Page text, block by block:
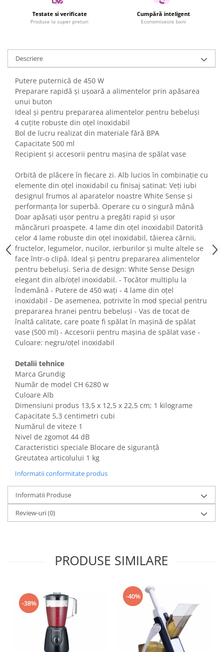
Wearable & Gadgeturi
Electrocasnice & Climatizare
Accesorii si piese masini spalat
vase
Aparate Frigorifice
Aparate Racire Aer
Aragaze si cuptoare cu microunde
Climatizare & sisteme de incalzire
Electrocasnice pentru Bucatarie
Fiare de calcat si masini de cusut
Ingrijire Locuinta
Purificatoare de aer
Fashion
Bijuterii
Ceasuri barbatesti
Ceasuri dama
Cutii, curele si accesorii ceasuri
Genti si accesorii barbati
Genti si accesorii femei
Imbracaminte barbati
Imbracaminte femei
Imbracaminte si Incaltaminte copii
Incaltaminte barbati
Incaltaminte femei
Ochelari de soare
Gaming, Carti & Birotica
Birotica & Papetarie
Console, Jocuri & Accesorii
Ingrijire personala & Cosmetice
Accesorii aparate de ras electrice
Accesorii aparate hair styling
Aparate & Accesorii ingrijire
personala
Aparate cosmetice
Articole Sanatate si Wellness
Consumabile sanitare
Cosmetice si produse ingrijire
personala
Camera copilului
Igiena si ingrijire
Jucarii si Jocuri
Maternitate
Accesorii animale de companie
Testate si verificate
Produse la super prețuri
Cumpără inteligent
Economisește bani
Descriere
Putere puternică de 450 W
Preparare rapidă și ușoară a alimentelor prin apăsarea
unui buton
Ideal și pentru prepararea alimentelor pentru bebeluși
4 cuțite robuste din oțel inoxidabil
Bol de lucru realizat din materiale fără BPA
Capacitate 500 ml
Recipient și accesorii pentru mașina de spălat vase
Orbită de plăcere în fiecare zi. Alb lucios în combinație cu
elemente din oțel inoxidabil cu finisaj satinat: Veți iubi
designul frumos al aparatelor noastre White Sense și
performanța lor superbă. Operare cu o singură mână
Doar apăsați ușor pentru a pregăti rapid și ușor
mâncăruri proaspete. 4 lame din oțel inoxidabil Datorită
celor 4 lame robuste din oțel inoxidabil, tăierea cărnii,
fructelor, legumelor, nucilor, ierburilor și multe altele se
face într-o clipă. Ideal și pentru prepararea alimentelor
pentru bebeluși. Seria de design: White Sense Design
elegant din alb/oțel inoxidabil. - Tocător multiplu la
îndemână - Putere de 450 wați - 4 lame din oțel
inoxidabil - De asemenea, potrivite în mod special pentru
prepararea hranei pentru bebeluși - Vas de tocat de
înaltă calitate, care poate fi spălat în mașină de spălat
vase (500 ml) - Accesorii pentru mașina de spălat vase -
Culoare: negru/oțel inoxidabil
Detalii tehnice
Marca Grundig
Număr de model CH 6280 w
Culoare Alb
Dimensiuni produs ‎13,5 x 12,5 x 22,5 cm; 1 kilograme
Capacitate 5,3 centimetri cubi
Numărul de viteze 1
Nivel de zgomot 44 dB
Caracteristici speciale Blocare de siguranță
Greutatea articolului 1 kg
Informatii conformitate produs
Informatii Produse
Review-uri(0)
PRODUSE SIMILARE
-38%
-40%